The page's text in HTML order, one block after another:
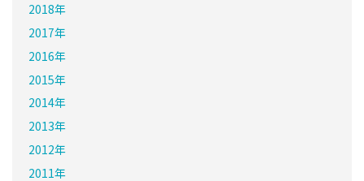
2018年
2017年
2016年
2015年
2014年
2013年
2012年
2011年